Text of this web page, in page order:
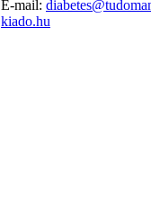
E-mail:
kiado.hu